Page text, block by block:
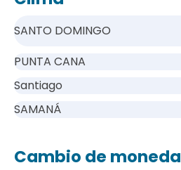
SANTO DOMINGO
PUNTA CANA
Santiago
SAMANÁ
Cambio de moneda